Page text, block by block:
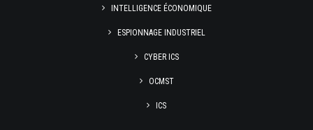
INTELLIGENCE ÉCONOMIQUE
ESPIONNAGE INDUSTRIEL
CYBER ICS
OCMST
ICS